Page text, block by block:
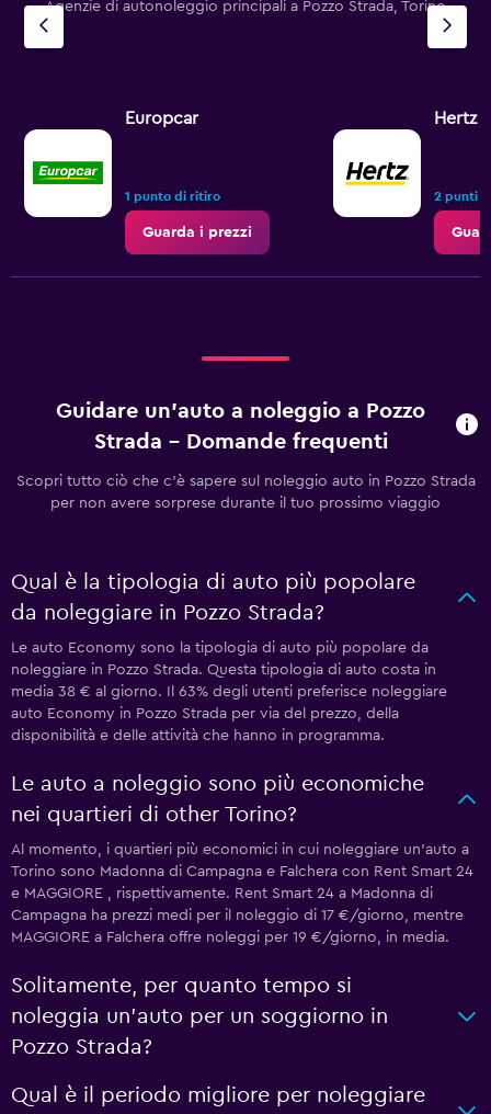
Agenzie di autonoleggio principali a Pozzo Strada, Torino
Europcar
1 punto di ritiro
Guarda i prezzi
Hertz
2 punti
Guidare un'auto a noleggio a Pozzo
Strada - Domande frequenti
Scopri tutto ciò che c'è sapere sul noleggio auto in Pozzo Strada
per non avere sorprese durante il tuo prossimo viaggio
Qual è la tipologia di auto più popolare
da noleggiare in Pozzo Strada?
Le auto Economy sono la tipologia di auto più popolare da
noleggiare in Pozzo Strada. Questa tipologia di auto costa in
media 38 € al giorno. Il 63% degli utenti preferisce noleggiare
auto Economy in Pozzo Strada per via del prezzo, della
disponibilità e delle attività che hanno in programma.
Le auto a noleggio sono più economiche
nei quartieri di other Torino?
Al momento, i quartieri più economici in cui noleggiare un'auto a
Torino sono Madonna di Campagna e Falchera con Rent Smart 24
e MAGGIORE , rispettivamente. Rent Smart 24 a Madonna di
Campagna ha prezzi medi per il noleggio di 17 €/giorno, mentre
MAGGIORE a Falchera offre noleggi per 19 €/giorno, in media.
Solitamente, per quanto tempo si
noleggia un'auto per un soggiorno in
Pozzo Strada?
Qual è il periodo migliore per noleggiare